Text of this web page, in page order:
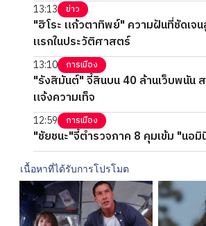
13:13 ข่าว
"ฮิโระ แก้วตาทิพย์" ความฝันที่ชัดเจ
แรกในประวัติศาสตร์
13:10 การเมือง
"รังสิมันต์" จี้สินบน 40 ล้านเว็บพนัน
แจ้งความเท็จ
12:59 การเมือง
"ชัยชนะ"จี้ตำรวจภาค 8 คุมเข้ม "นอ